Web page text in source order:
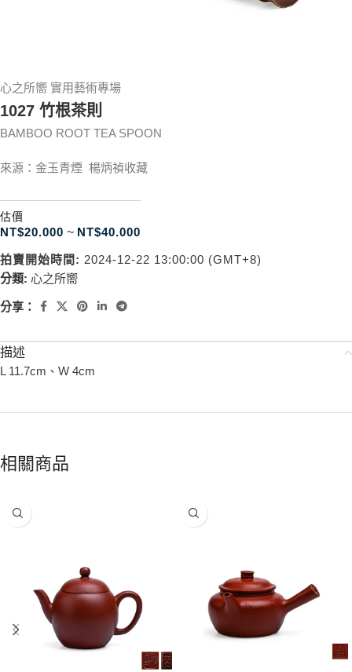
心之所嚮 實用藝術專場
1027 竹根茶則
BAMBOO ROOT TEA SPOON
來源：金玉青煙 楊炳禎收藏
估價
NT$20.000 ~ NT$40.000
拍賣開始時間: 2024-12-22 13:00:00 (GMT+8)
分類: 心之所嚮
分享：
描述
L 11.7cm、W 4cm
相關商品